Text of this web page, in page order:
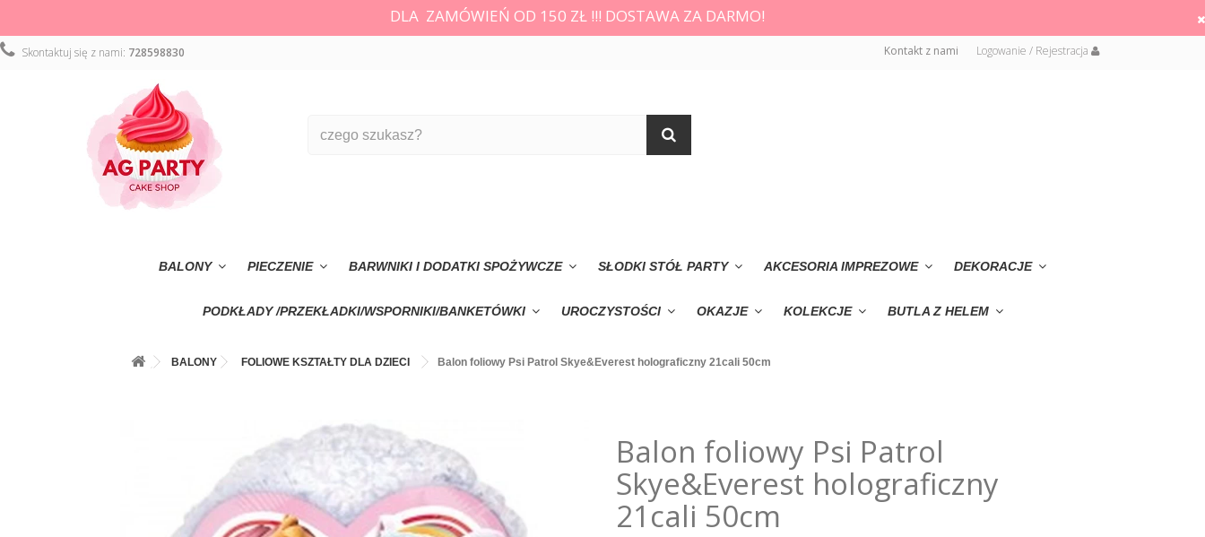
DLA ZAMÓWIEŃ OD 150 ZŁ !!! DOSTAWA ZA DARMO!
Logowanie / Rejestracja
Kontakt z nami
Skontaktuj się z nami: 728598830
BALONY PIECZENIE BARWNIKI I DODATKI SPOŻYWCZE SŁODKI STÓŁ PARTY AKCESORIA IMPREZOWE DEKORACJE
PODKŁADY /PRZEKŁADKI/WSPORNIKI/BANKETÓWKI UROCZYSTOŚCI OKAZJE KOLEKCJE BUTLA Z HELEM
BALONY FOLIOWE KSZTAŁTY DLA DZIECI Balon foliowy Psi Patrol Skye&Everest holograficzny 21cali 50cm
Balon foliowy Psi Patrol
Skye&Everest holograficzny
21cali 50cm